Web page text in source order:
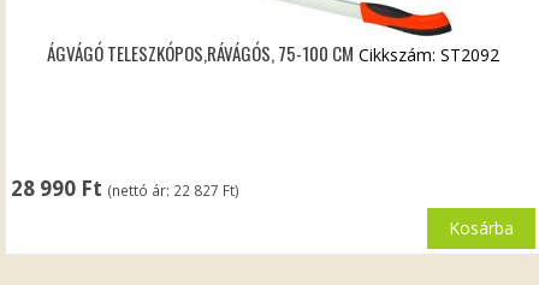
ÁGVÁGÓ TELESZKÓPOS,RÁVÁGÓS, 75-100 CM
28 990 Ft (nettó ár: 22 827 Ft)
Cikkszám: ST2092
Kosárba